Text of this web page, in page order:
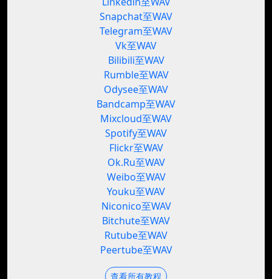
Snapchat至WAV
Telegram至WAV
Vk至WAV
Bilibili至WAV
Rumble至WAV
Odysee至WAV
Bandcamp至WAV
Mixcloud至WAV
Spotify至WAV
Flickr至WAV
Ok.Ru至WAV
Weibo至WAV
Youku至WAV
Niconico至WAV
Bitchute至WAV
Rutube至WAV
Peertube至WAV
查看所有教程